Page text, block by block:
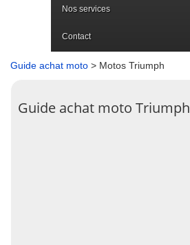
Nos services
Contact
Guide achat moto > Motos Triumph
Guide achat moto Triumph